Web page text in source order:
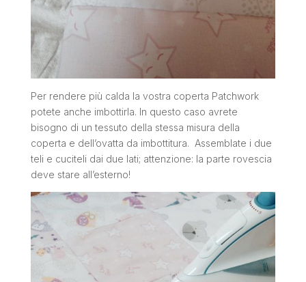
Per rendere più calda la vostra coperta Patchwork
potete anche imbottirla. In questo caso avrete
bisogno di un tessuto della stessa misura della
coperta e dell’ovatta da imbottitura. Assemblate i due
teli e cuciteli dai due lati; attenzione: la parte rovescia
deve stare all’esterno!